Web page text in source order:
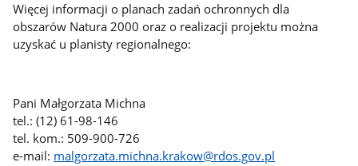
Więcej informacji o planach zadań ochronnych dla
obszarów Natura 2000 oraz o realizacji projektu można
uzyskać u planisty regionalnego:
Pani Małgorzata Michna
tel.: (12) 61-98-146
tel. kom.: 509-900-726
e-mail: malgorzata.michna.krakow@rdos.gov.pl